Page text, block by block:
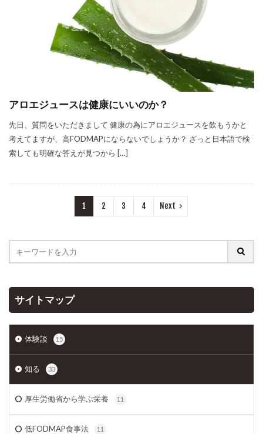
アロエジュースは健康にいいのか？
先日、質問をいただきまして 健康の為にアロエジュースを飲もうかと
考えてますが、高FODMAPにならないでしょうか？ ざっと日本語で検
索しても明確な答えが見つから […]
1 2 3 4 Next
サイトマップ
体験談 15
知る 33
厚生労働省から学ぶ栄養 11
低FODMAP食事法 11